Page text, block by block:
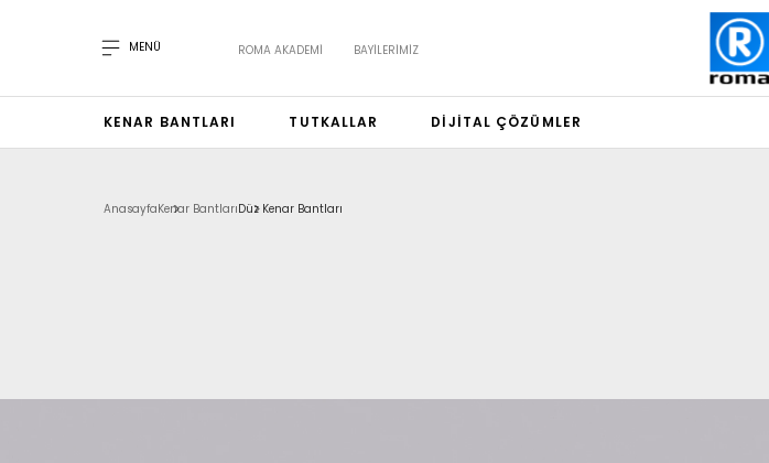
MENÜ ROMA AKADEMI BAYILERIMIZ
KENAR BANTLARI TUTKALLAR DIJITAL ÇÖZÜMLER
AnasayfaKenar BantlarıDüz Kenar Bantları